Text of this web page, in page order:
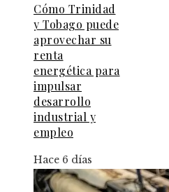
Cómo Trinidad
y Tobago puede
aprovechar su
renta
energética para
impulsar
desarrollo
industrial y
empleo
Hace 6 días